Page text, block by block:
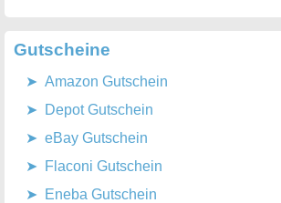
Gutscheine
Amazon Gutschein
Depot Gutschein
eBay Gutschein
Flaconi Gutschein
Eneba Gutschein